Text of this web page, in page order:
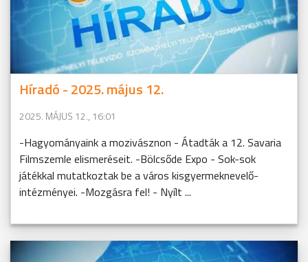
Híradó - 2025. május 12.
2025. MÁJUS 12., 16:01
-Hagyományaink a mozivásznon - Átadták a 12. Savaria
Filmszemle elismeréseit. -Bölcsőde Expo - Sok-sok
játékkal mutatkoztak be a város kisgyermeknevelő-
intézményei. -Mozgásra fel! - Nyílt ...